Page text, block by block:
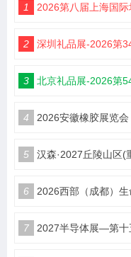
1 2026第八届上海国
2 深圳礼品展-2026第
3 北京礼品展-2026第54
4 2026安徽橡胶展览会
5 汉森·2027丘陵山区(
6 2026西部（成都）
7 2027半导体展—第十